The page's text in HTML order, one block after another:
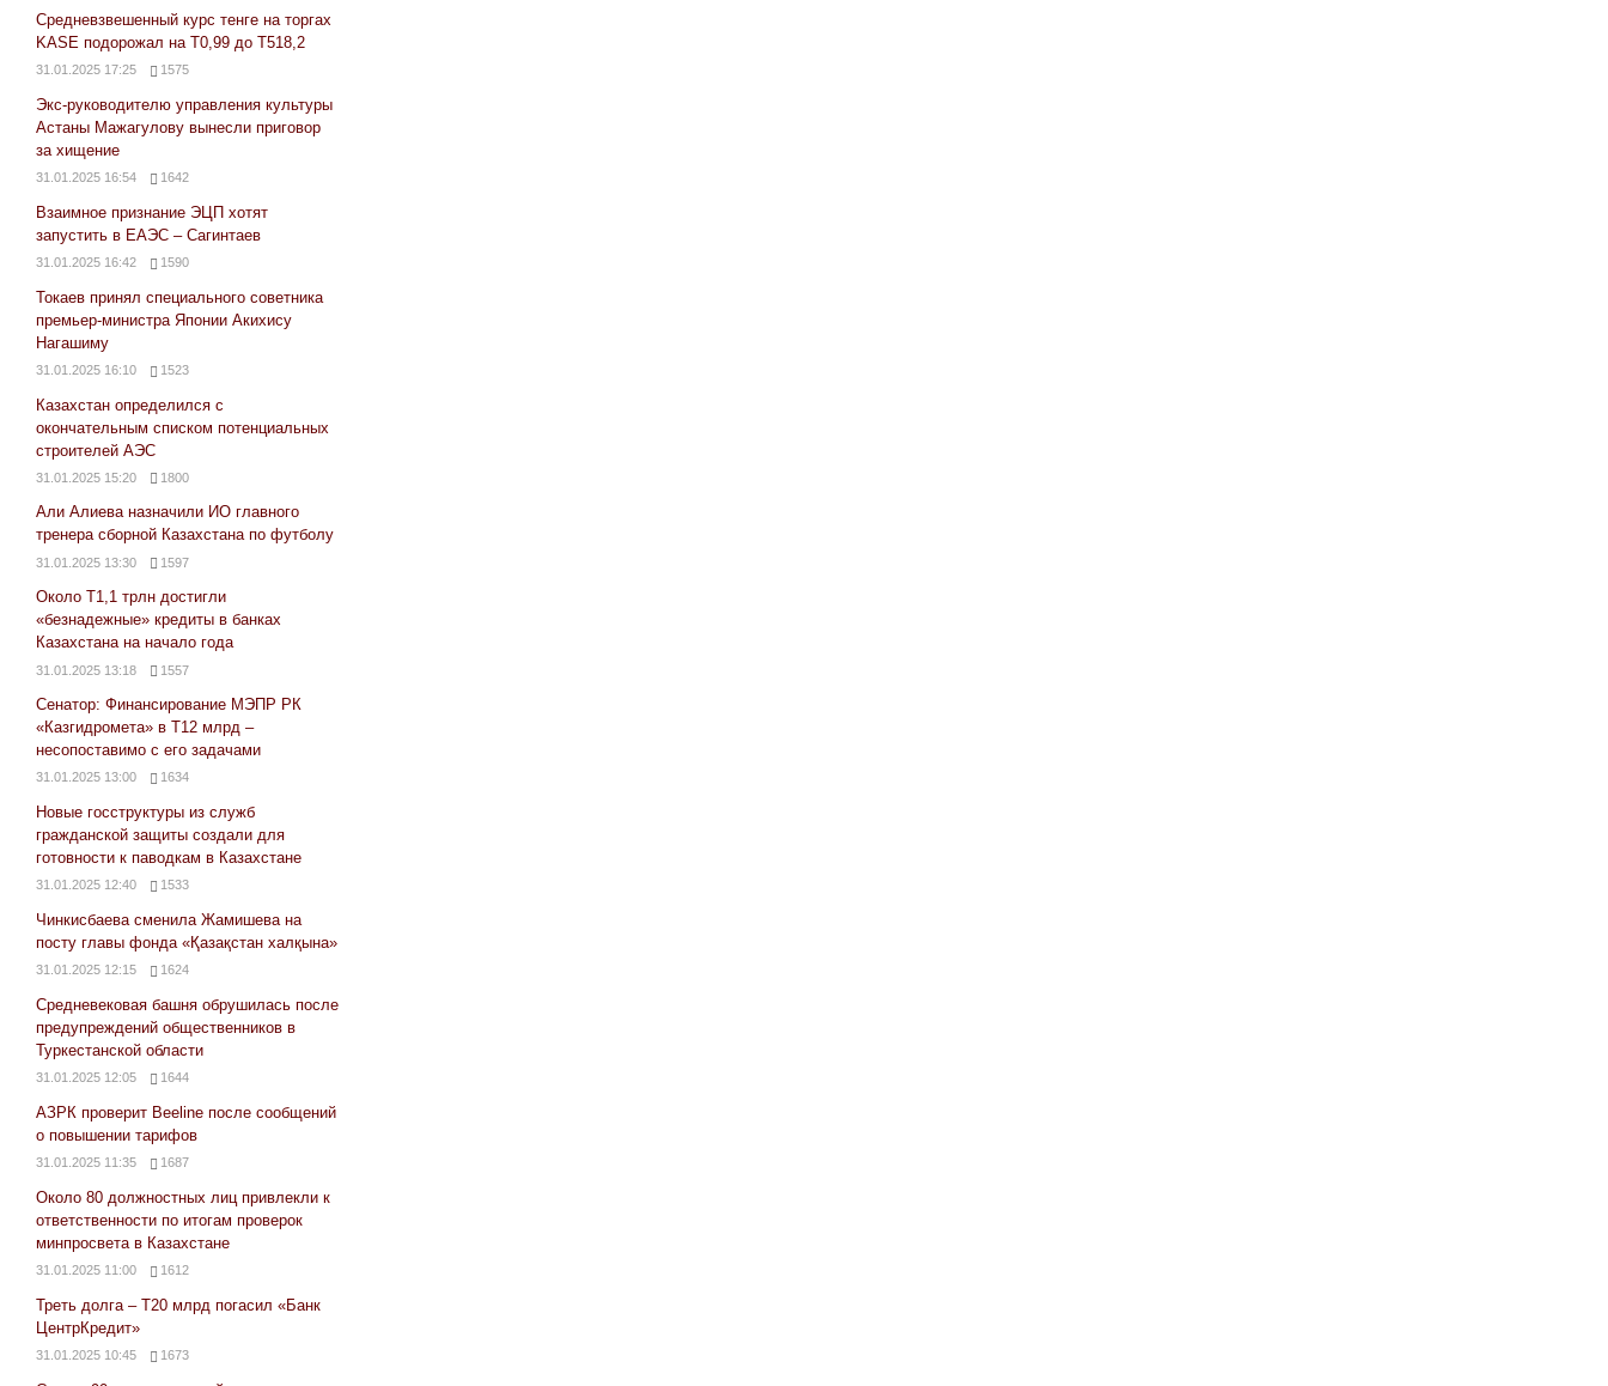
Средневзвешенный курс тенге на торгах
KASE подорожал на Т0,99 до Т518,2
31.01.2025 17:25 1575
Экс-руководителю управления культуры
Астаны Мажагулову вынесли приговор
за хищение
31.01.2025 16:54 1642
Взаимное признание ЭЦП хотят
запустить в ЕАЭС – Сагинтаев
31.01.2025 16:42 1590
Токаев принял специального советника
премьер-министра Японии Акихису
Нагашиму
31.01.2025 16:10 1523
Казахстан определился с
окончательным списком потенциальных
строителей АЭС
31.01.2025 15:20 1800
Али Алиева назначили ИО главного
тренера сборной Казахстана по футболу
31.01.2025 13:30 1597
Около Т1,1 трлн достигли
«безнадежные» кредиты в банках
Казахстана на начало года
31.01.2025 13:18 1557
Сенатор: Финансирование МЭПР РК
«Казгидромета» в Т12 млрд –
несопоставимо с его задачами
31.01.2025 13:00 1634
Новые госструктуры из служб
гражданской защиты создали для
готовности к паводкам в Казахстане
31.01.2025 12:40 1533
Чинкисбаева сменила Жамишева на
посту главы фонда «Қазақстан халқына»
31.01.2025 12:15 1624
Средневековая башня обрушилась после
предупреждений общественников в
Туркестанской области
31.01.2025 12:05 1644
АЗРК проверит Beeline после сообщений
о повышении тарифов
31.01.2025 11:35 1687
Около 80 должностных лиц привлекли к
ответственности по итогам проверок
минпросвета в Казахстане
31.01.2025 11:00 1612
Треть долга – Т20 млрд погасил «Банк
ЦентрКредит»
31.01.2025 10:45 1673